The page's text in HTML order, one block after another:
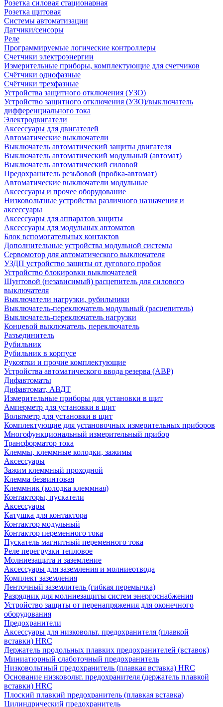
Розетка силовая стационарная
Розетка щитовая
Системы автоматизации
Датчики/сенсоры
Реле
Программируемые логические контроллеры
Счетчики электроэнергии
Измерительные приборы, комплектующие для счетчиков
Счётчики однофазные
Счётчики трехфазные
Устройства защитного отключения (УЗО)
Устройство защитного отключения (УЗО)/выключатель
дифференциального тока
Электродвигатели
Аксессуары для двигателей
Автоматические выключатели
Выключатель автоматический защиты двигателя
Выключатель автоматический модульный (автомат)
Выключатель автоматический силовой
Предохранитель резьбовой (пробка-автомат)
Автоматические выключатели модульные
Аксессуары и прочее оборудование
Низковольтные устройства различного назначения и
аксессуары
Аксессуары для аппаратов защиты
Аксессуары для модульных автоматов
Блок вспомогательных контактов
Дополнительные устройства модульной системы
Сервомотор для автоматического выключателя
УЗДП устройство защиты от дугового пробоя
Устройство блокировки выключателей
Шунтовой (независимый) расцепитель для силового
выключателя
Выключатели нагрузки, рубильники
Выключатель-переключатель модульный (расцепитель)
Выключатель-переключатель нагрузки
Концевой выключатель, переключатель
Разъединитель
Рубильник
Рубильник в корпусе
Рукоятки и прочие комплектующие
Устройства автоматического ввода резерва (АВР)
Дифавтоматы
Дифавтомат, АВДТ
Измерительные приборы для установки в щит
Амперметр для установки в щит
Вольтметр для установки в щит
Комплектующие для установочных измерительных приборов
Многофункциональный измерительный прибор
Трансформатор тока
Клеммы, клеммные колодки, зажимы
Аксессуары
Зажим клеммный проходной
Клемма безвинтовая
Клеммник (колодка клеммная)
Контакторы, пускатели
Аксессуары
Катушка для контактора
Контактор модульный
Контактор переменного тока
Пускатель магнитный переменного тока
Реле перегрузки тепловое
Молниезащита и заземление
Аксессуары для заземления и молниеотвода
Комплект заземления
Ленточный заземлитель (гибкая перемычка)
Разрядник для молниезащиты систем энергоснабжения
Устройство защиты от перенапряжения для оконечного
оборудования
Предохранители
Аксессуары для низковольт. предохранителя (плавкой
вставки) HRC
Держатель продольных плавких предохранителей (вставок)
Миниатюрный слаботочный предохранитель
Низковольтный предохранитель (плавкая вставка) HRC
Основание низковольт. предохранителя (держатель плавкой
вставки) HRC
Плоский плавкий предохранитель (плавкая вставка)
Цилиндрический предохранитель